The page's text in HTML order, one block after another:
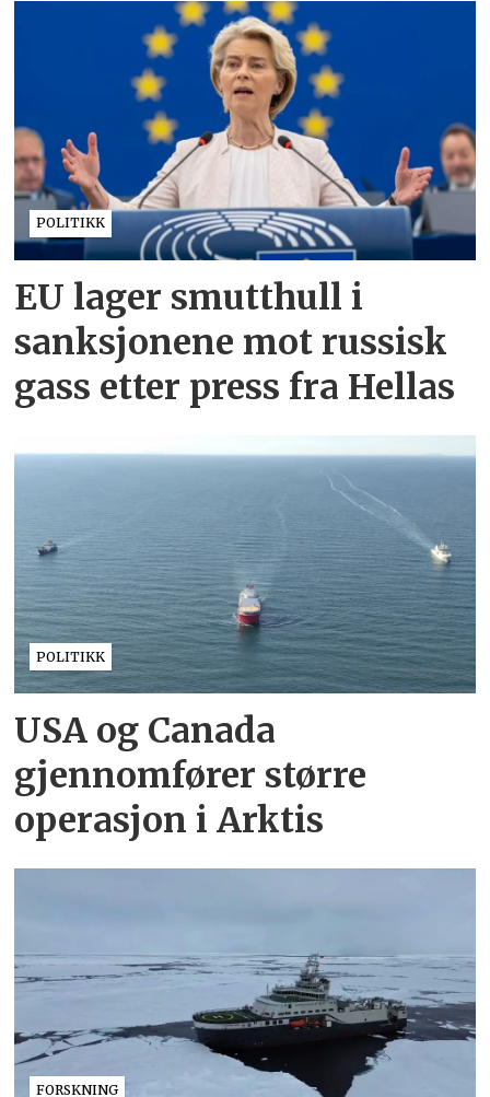
POLITIKK
EU lager smutthull i
sanksjonene mot russisk
gass etter press fra Hellas
POLITIKK
USA og Canada
gjennomfører større
operasjon i Arktis
FORSKNING